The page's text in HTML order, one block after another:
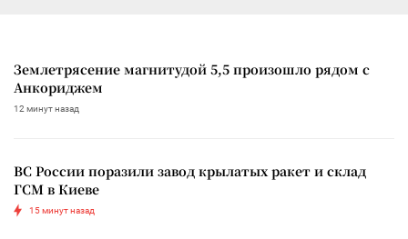
Землетрясение магнитудой 5,5 произошло рядом с
Анкориджем
12 минут назад
ВС России поразили завод крылатых ракет и склад
ГСМ в Киеве
15 минут назад